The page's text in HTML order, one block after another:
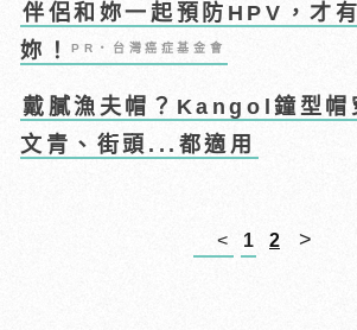
伴侶和妳一起預防HPV，才
妳！PR・台灣癌症基金會
戴膩漁夫帽？Kangol鐘型帽
文青、街頭...都適用
< 1 2 >